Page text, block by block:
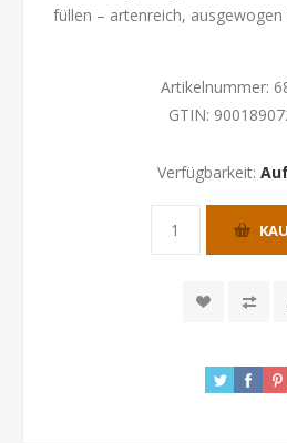
füllen – artenreich,
Artikelnummer:
GTIN:
Verfügbarkeit: